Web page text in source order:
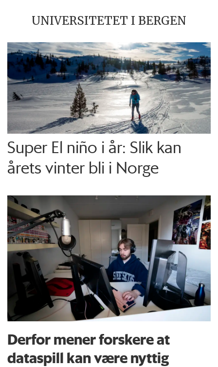
UNIVERSITETET I BERGEN
Super El niño i år: Slik kan
årets vinter bli i Norge
Derfor mener forskere at
dataspill kan være nyttig